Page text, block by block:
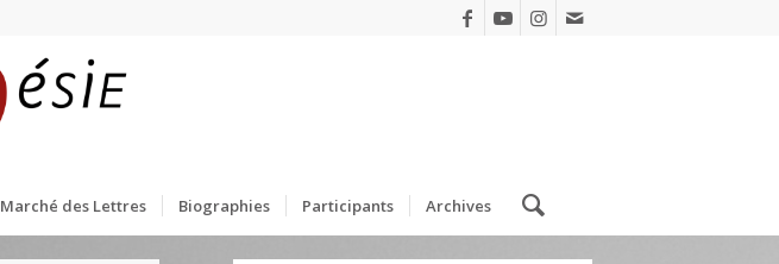
Marché des Lettres Biographies Participants Archives